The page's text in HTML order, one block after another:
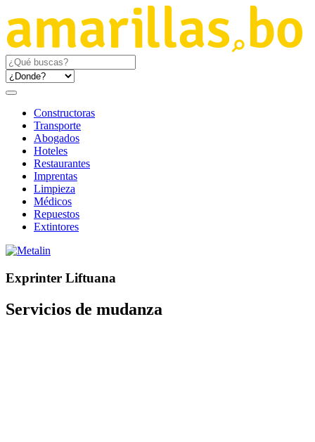
Constructoras
Transporte
Abogados
Hoteles
Restaurantes
Imprentas
Limpieza
Médicos
Repuestos
Extintores
Exprinter Liftuana
Servicios de mudanza